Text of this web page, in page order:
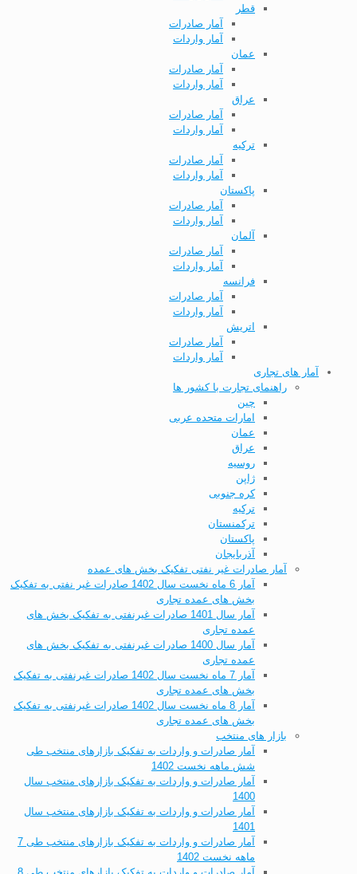
قطر
آمار صادرات
آمار واردات
عمان
آمار صادرات
آمار واردات
عراق
آمار صادرات
آمار واردات
ترکیه
آمار صادرات
آمار واردات
پاکستان
آمار صادرات
آمار واردات
آلمان
آمار صادرات
آمار واردات
فرانسه
آمار صادرات
آمار واردات
اتریش
آمار صادرات
آمار واردات
آمار های تجاری
راهنمای تجارت با کشور ها
چین
امارات متحده عربی
عمان
عراق
روسیه
ژاپن
کره جنوبی
ترکیه
ترکمنستان
پاکستان
آذربایجان
آمار صادرات غیر نفتی تفکیک بخش های عمده
آمار 6 ماه نخست سال 1402 صادرات غیر نفتی به تفکیک
بخش های عمده تجاری
آمار سال 1401 صادرات غیرنفتی به تفکیک بخش های
عمده تجاری
آمار سال 1400 صادرات غیرنفتی به تفکیک بخش های
عمده تجاری
آمار 7 ماه نخست سال 1402 صادرات غیرنفتی به تفکیک
بخش های عمده تجاری
آمار 8 ماه نخست سال 1402 صادرات غیرنفتی به تفکیک
بخش های عمده تجاری
بازار های منتخب
آمار صادرات و واردات به تفکیک بازارهای منتخب طی
شش ماهه نخست 1402
آمار صادرات و واردات به تفکیک بازارهای منتخب سال
1400
آمار صادرات و واردات به تفکیک بازارهای منتخب سال
1401
آمار صادرات و واردات به تفکیک بازارهای منتخب طی 7
ماهه نخست 1402